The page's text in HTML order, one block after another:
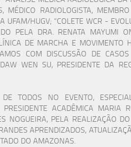
MÉDICO RADIOLOGISTA,
UFAM/HUGV; “COLETE WCR -
PELA DRA. RENATA MAYUMI
DE MARCHA E MOVIMENTO
COM DISCUSSÃO DE
WEN SU, PRESIDENTE DA
TODOS NO EVENTO,
ACADÊMICA MARIA
NOGUEIRA, PELA REALIZAÇÃO
APRENDIZADOS,
DO AMAZONAS.